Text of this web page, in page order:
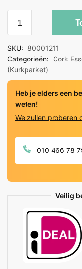
Cork
Linn
Moon
quantity
SKU:
80001211
Categorieën:
Cork
(Kurkparket)
Heb je elders een
weten!
We zullen proberen
010 466 78
Veilig